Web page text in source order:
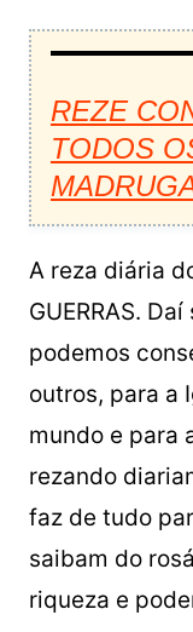
REZE
TODOS
A reza diária
GUERRAS.
podemos
outros, para a
mundo e para
rezando
faz de tudo
saibam do
riqueza e